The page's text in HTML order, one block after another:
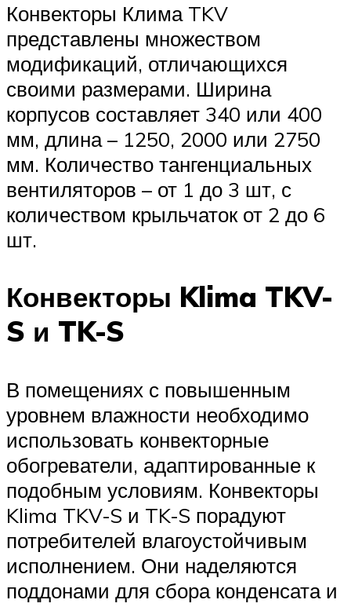
Конвекторы Клима TKV
представлены множеством
модификаций, отличающихся
своими размерами. Ширина
корпусов составляет 340 или 400
мм, длина – 1250, 2000 или 2750
мм. Количество тангенциальных
вентиляторов – от 1 до 3 шт, с
количеством крыльчаток от 2 до 6
шт.
Конвекторы Klima TKV-
S и TK-S
В помещениях с повышенным
уровнем влажности необходимо
использовать конвекторные
обогреватели, адаптированные к
подобным условиям. Конвекторы
Klima TKV-S и TK-S порадуют
потребителей влагоустойчивым
исполнением. Они наделяются
поддонами для сбора конденсата и